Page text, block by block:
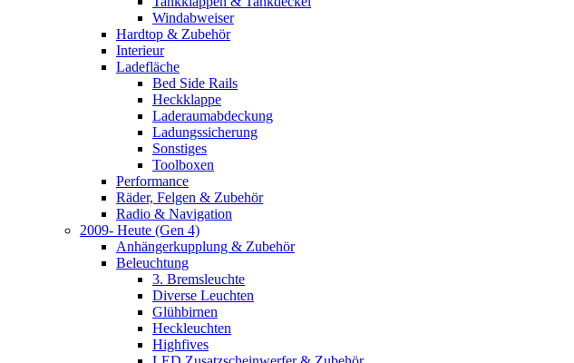
Windabweiser
Hardtop & Zubehör
Interieur
Ladefläche
Bed Side Rails
Heckklappe
Laderaumabdeckung
Ladungssicherung
Sonstiges
Toolboxen
Performance
Räder, Felgen & Zubehör
Radio & Navigation
2009- Heute (Gen 4)
Anhängerkupplung & Zubehör
Beleuchtung
3. Bremsleuchte
Diverse Leuchten
Glühbirnen
Heckleuchten
Highfives